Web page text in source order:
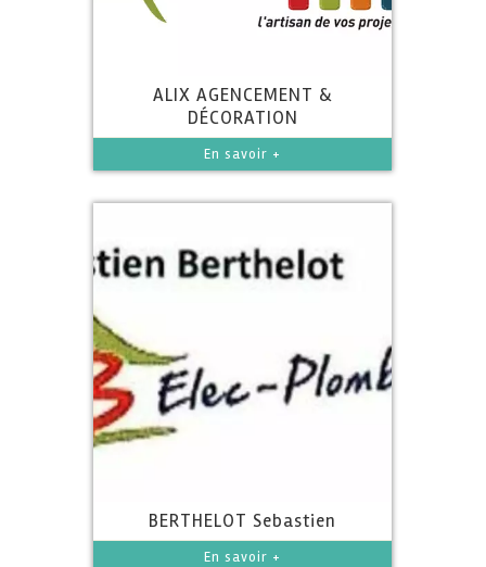
ALIX AGENCEMENT &
DÉCORATION
En savoir +
BERTHELOT Sebastien
En savoir +